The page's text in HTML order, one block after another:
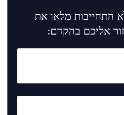
התחייבות מלאו את
אליכם בהקדם: